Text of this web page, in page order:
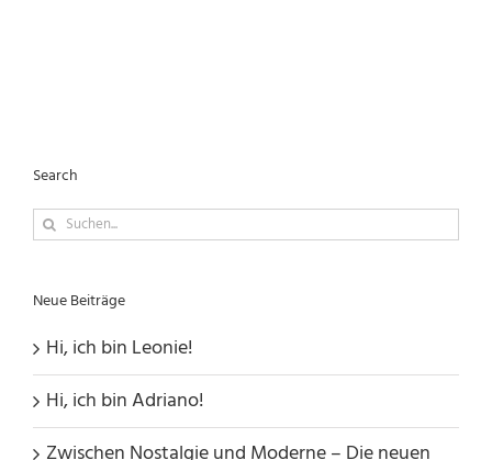
Search
Suche
Neue Beiträge
Hi, ich bin Leonie!
Hi, ich bin Adriano!